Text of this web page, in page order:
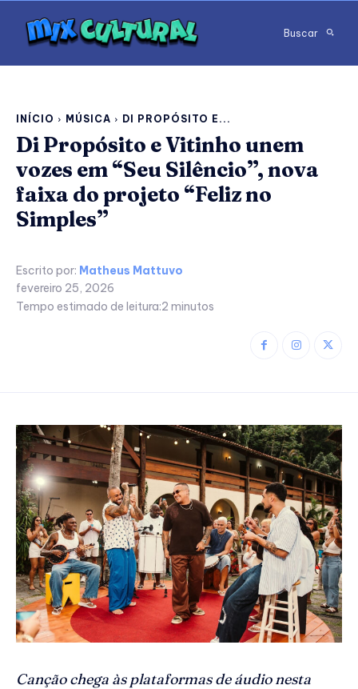
Buscar
INÍCIO MÚSICA DI PROPÓSITO E...
Di Propósito e Vitinho unem
vozes em “Seu Silêncio”, nova
faixa do projeto “Feliz no
Simples”
Escrito por: Matheus Mattuvo
fevereiro 25, 2026
Tempo estimado de leitura:2 minutos
Canção chega às plataformas de áudio nesta